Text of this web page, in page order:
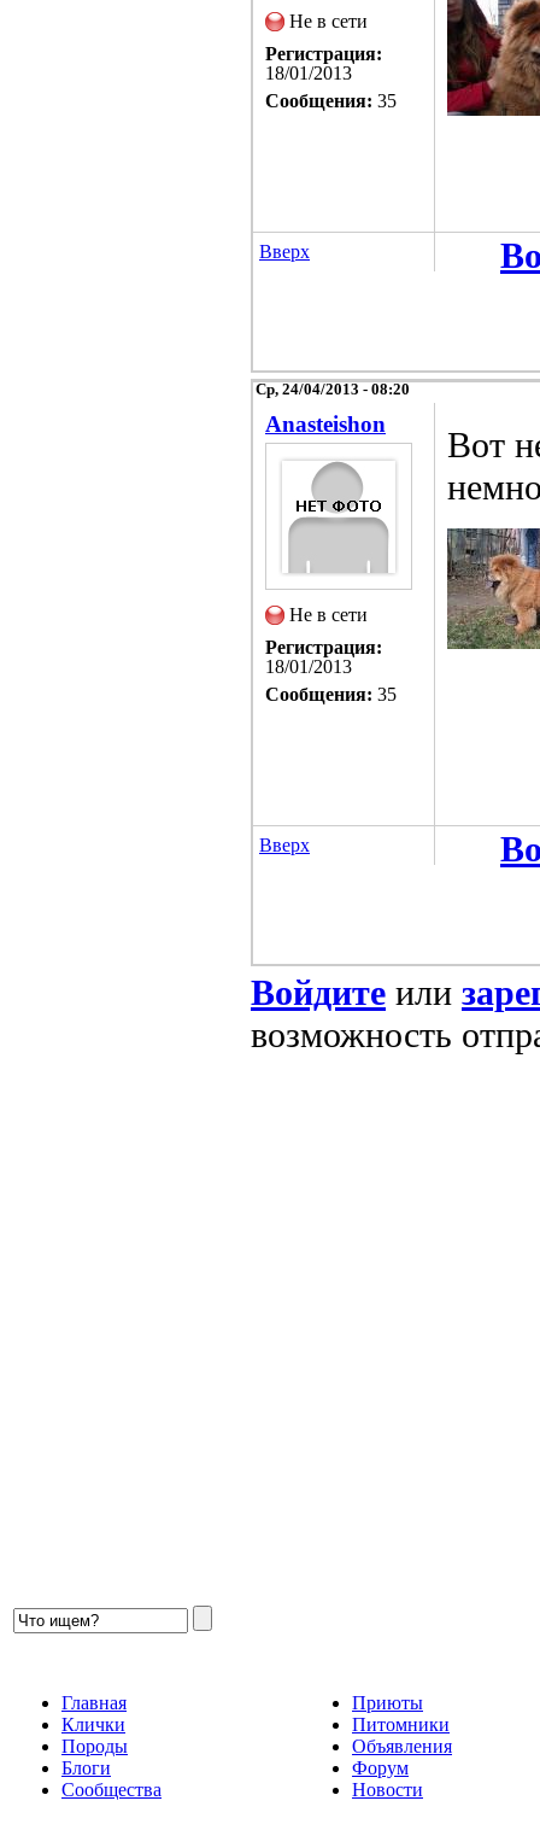
Не в сети
Регистрация:
18/01/2013
Сообщения: 35
Вверх
Ср, 24/04/2013 - 08:20
Anasteishon
Не в сети
Регистрация:
18/01/2013
Сообщения: 35
Вот
Вверх
Войдите или
возможность
Главная
Клички
Породы
Блоги
Сообщества
Приюты
Питомники
Объявления
Форум
Новости